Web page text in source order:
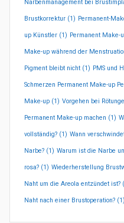
Narbenmanagement bei
Brustkorrektur (1) Permanent-
up Künstler (1) Permanent Make-
Make-up während der
Pigment bleibt nicht (1) PMS und
Schmerzen Permanent Make-up
Make-up (1) Vorgehen bei
Permanent Make-up machen (1)
vollständig? (1) Wann
Narbe? (1) Warum ist die Narbe
rosa? (1) Wiederherstellung
Naht um die Areola entzündet ist?
Naht nach einer Brustoperation? (1)